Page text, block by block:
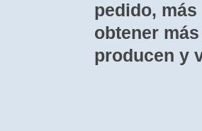
pedido,
obtener
producen y